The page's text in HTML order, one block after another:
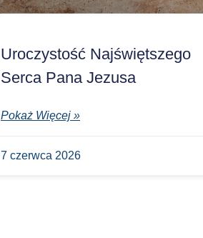
Uroczystość Najświętszego
Serca Pana Jezusa
Pokaż Więcej »
7 czerwca 2026